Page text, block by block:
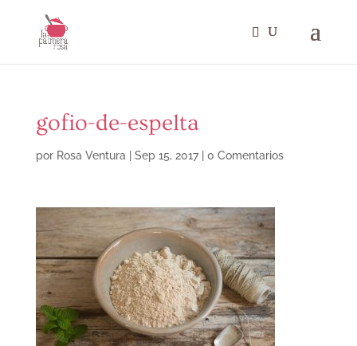
gofio-de-espelta
por Rosa Ventura Sep 15, 2017| 0 Comentarios